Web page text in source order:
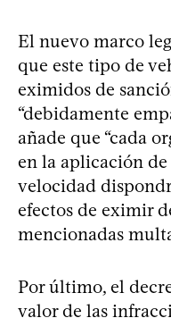
El nuevo marco
que este tipo de
eximidos de
“debidamente
añade que “cada
en la aplicación
velocidad
efectos de eximir
mencionadas
Por último, el
valor de las